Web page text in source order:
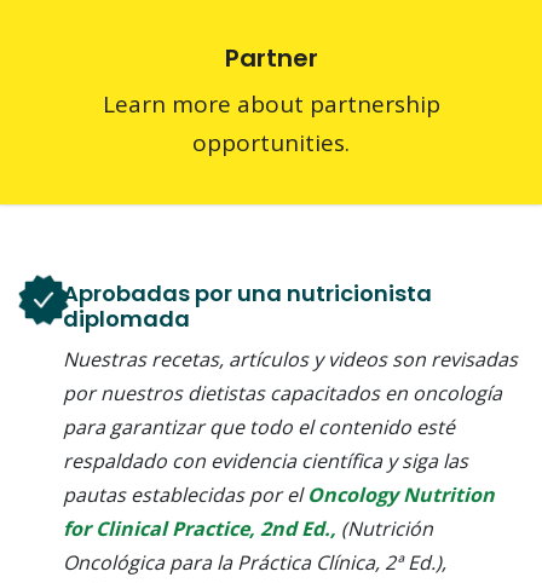
Partner
Learn more about partnership
opportunities.
Aprobadas por una nutricionista
diplomada
Nuestras recetas, artículos y videos son revisadas
por nuestros dietistas capacitados en oncología
para garantizar que todo el contenido esté
respaldado con evidencia científica y siga las
pautas establecidas por elOncology Nutrition
for Clinical Practice, 2nd Ed., (Nutrición
Oncológica para la Práctica Clínica, 2ª Ed.),